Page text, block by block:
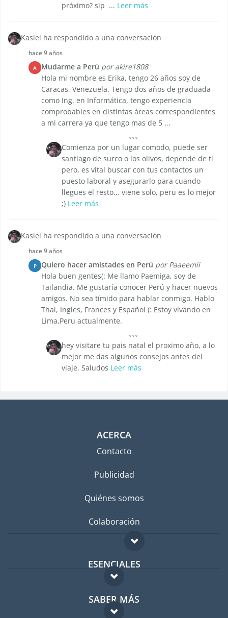
próximo? sip  ... Leer más
Kasiel ha respondido a una conversación
hace 9 años
A Mudarme a Perú por akire1808
Hola mi nombre es Erika, tengo 26 años soy de
Caracas, Venezuela. Tengo dos años de graduada
como Ing. en Informática, tengo experiencia
comprobables en distintas áreas correspondientes
a mi carrera ya que tengo mas de 5 ...
Comienza por un lugar comodo, puede ser
santiago de surco o los olivos, depende de ti
pero, es vital buscar con tus contactos un
puesto laboral y asegurarlo para cuando
llegues el resto... viene solo, peru es lo mejor
;) Leer más
Kasiel ha respondido a una conversación
hace 9 años
P Quiero hacer amistades en Perú por Paaeemii
Hola buen gentes(: Me llamo Paemiga, soy de
Tailandia. Me gustaría conocer Perú y hacer nuevos
amigos. No sea tímido para hablar conmigo. Hablo
Thai, Ingles, Frances y Español (: Estoy vivando en
Lima,Peru actualmente.
hey visitare tu pais natal el proximo año, a lo
mejor me das algunos consejos antes del
viaje. Saludos Leer más
ACERCA
Contacto
Publicidad
Quiénes somos
Colaboración
ESENCIALES
Foro para expatriados
Guía para expatriados
SABER MÁS
FAQ